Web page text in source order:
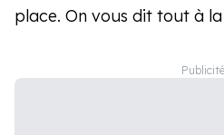
place. On vous dit tout à